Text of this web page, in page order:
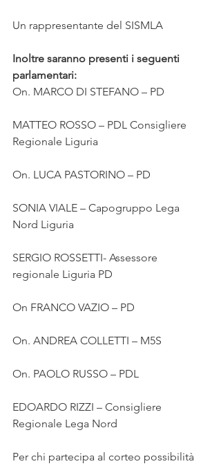
Un rappresentante del SISMLA
Inoltre saranno presenti i seguenti
parlamentari:
On. MARCO DI STEFANO – PD
MATTEO ROSSO – PDL Consigliere
Regionale Liguria
On. LUCA PASTORINO – PD
SONIA VIALE – Capogruppo Lega
Nord Liguria
SERGIO ROSSETTI- Assessore
regionale Liguria PD
On FRANCO VAZIO – PD
On. ANDREA COLLETTI – M5S
On. PAOLO RUSSO – PDL
EDOARDO RIZZI – Consigliere
Regionale Lega Nord
Per chi partecipa al corteo possibilità